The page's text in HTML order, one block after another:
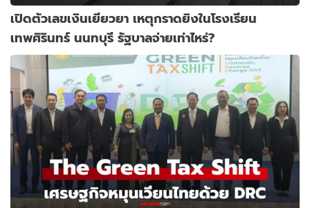
เปิดตัวเลขเงินเยียวยา เหตุกราดยิงในโรงเรียน
เทพศิรินทร์ นนทบุรี รัฐบาลจ่ายเท่าไหร่?